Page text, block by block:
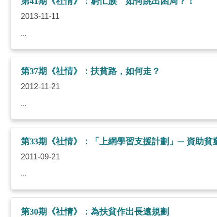
2013-11-11
...
第37期《社情》：扶貧路，如何走？
2012-11-21
...
第33期《社情》：「上網學習支援計劃」─ 資助貧
2011-09-21
...
第30期《社情》：為扶貧作出長遠規劃